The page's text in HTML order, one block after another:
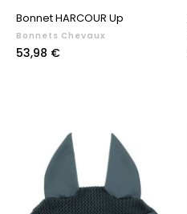
Bonnet HARCOUR Up
Bonnets Chevaux
Prix
53,98 €